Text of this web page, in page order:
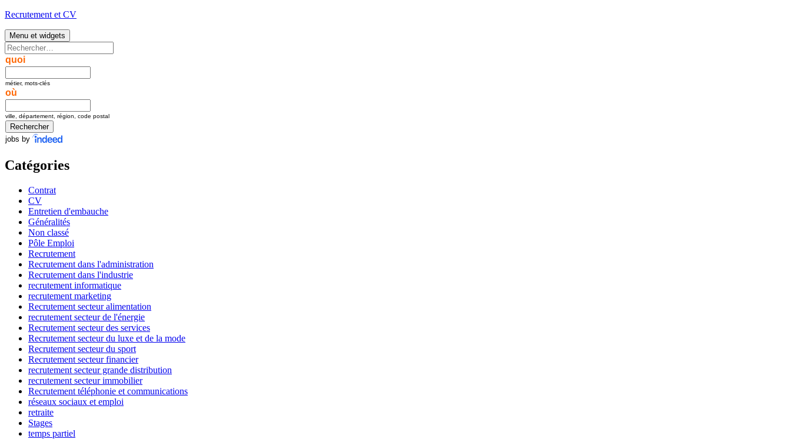
Aller
contenu
Recrutement et CV
Menu et widgets
Rechercher :
quoi
métier, mots-clés
où
ville, département, région, code postal
jobs by
Catégories
Contrat
CV
Entretien d'embauche
Généralités
Non classé
Pôle Emploi
Recrutement
Recrutement dans l'administration
Recrutement dans l'industrie
recrutement informatique
recrutement marketing
Recrutement secteur alimentation
recrutement secteur de l'énergie
Recrutement secteur des services
Recrutement secteur du luxe et de la mode
Recrutement secteur du sport
Recrutement secteur financier
recrutement secteur grande distribution
recrutement secteur immobilier
Recrutement téléphonie et communications
réseaux sociaux et emploi
retraite
Stages
temps partiel